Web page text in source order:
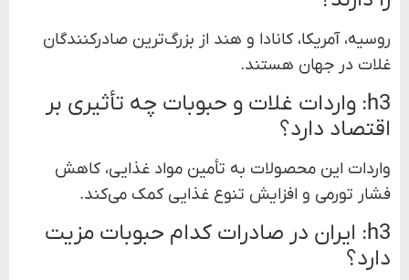
روسیه، آمریکا، کانادا و هند از بزرگ‌ترین صادرکنندگان
غلات در جهان هستند.
h3: واردات غلات و حبوبات چه تأثیری بر
اقتصاد دارد؟
واردات این محصولات به تأمین مواد غذایی، کاهش
فشار تورمی و افزایش تنوع غذایی کمک می‌کند.
h3: ایران در صادرات کدام حبوبات مزیت
دارد؟